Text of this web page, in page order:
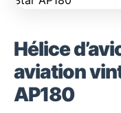
Hélice
aviation
AP180